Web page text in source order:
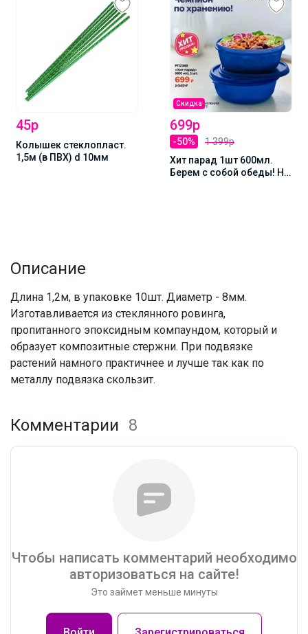
45р
Колышек стеклопласт.
1,5м (в ПВХ) d 10мм
Скидка
699р
-50%
1 399р
Хит парад 1шт 600мл.
Берем с собой обеды! Не
Описание
Длина 1,2м, в упаковке 10шт. Диаметр - 8мм.
Изготавливается из стеклянного ровинга,
пропитанного эпоксидным компаундом, который и
образует композитные стержни. При подвязке
растений намного практичнее и лучше так как по
металлу подвязка скользит.
Комментарии 8
Чтобы написать комментарий необходимо
авторизоваться на сайте!
Это займет меньше минуты